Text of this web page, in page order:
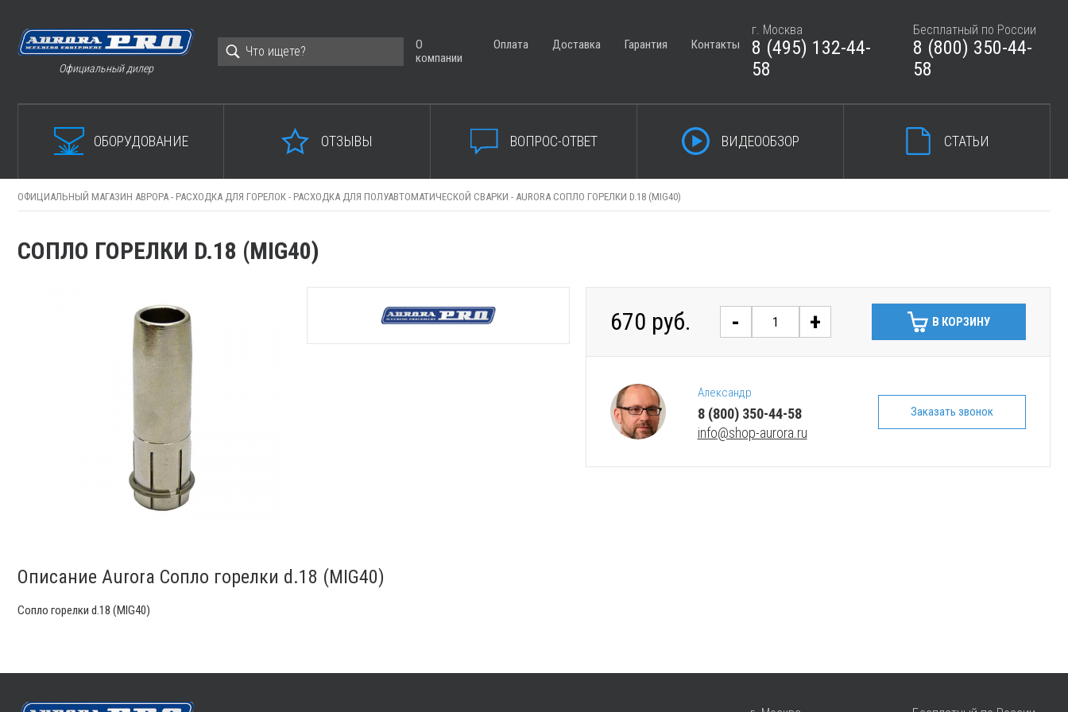
Официальный дилер
О
компании
Оплата Доставка Гарантия Контакты
г. Москва
8 (495) 132-44-
58
Бесплатный по России
8 (800) 350-44-
58
ОБОРУДОВАНИЕ ОТЗЫВЫ ВОПРОС-ОТВЕТ ВИДЕООБЗОР СТАТЬИ
ОФИЦИАЛЬНЫЙ МАГАЗИН АВРОРА - РАСХОДКА ДЛЯ ГОРЕЛОК - РАСХОДКА ДЛЯ ПОЛУАВТОМАТИЧЕСКОЙ СВАРКИ - AURORA СОПЛО ГОРЕЛКИ D.18 (MIG40)
СОПЛО ГОРЕЛКИ D.18 (MIG40)
670 руб. - + В КОРЗИНУ
Александр
8 (800) 350-44-58
info@shop-aurora.ru
Заказать звонок
Описание Aurora Сопло горелки d.18 (MIG40)
Сопло горелки d.18 (MIG40)
ЗАКРЫТЬ КОРЗИНУ